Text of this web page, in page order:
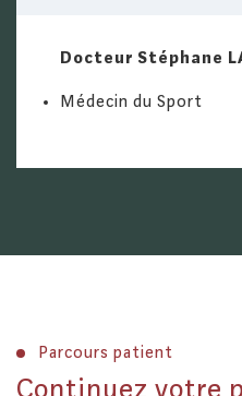
Docteur Stéphane
Médecin du Sport
Parcours patient